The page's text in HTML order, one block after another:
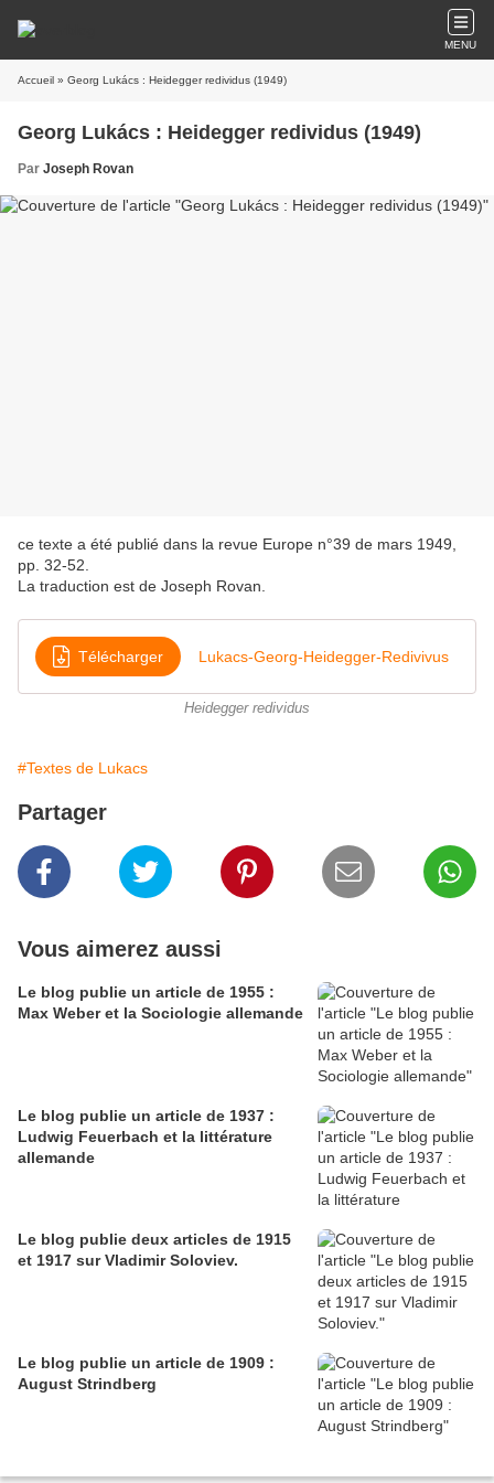
MENU
Accueil » Georg Lukács : Heidegger redividus (1949)
Georg Lukács : Heidegger redividus (1949)
Par Joseph Rovan
ce texte a été publié dans la revue Europe n°39 de mars 1949,
pp. 32-52.
La traduction est de Joseph Rovan.
Télécharger Lukacs-Georg-Heidegger-Redivivus
Heidegger redividus
#Textes de Lukacs
Partager
Vous aimerez aussi
Le blog publie un article de 1955 :
Max Weber et la Sociologie allemande
Le blog publie un article de 1937 :
Ludwig Feuerbach et la littérature
allemande
Le blog publie deux articles de 1915
et 1917 sur Vladimir Soloviev.
Le blog publie un article de 1909 :
August Strindberg